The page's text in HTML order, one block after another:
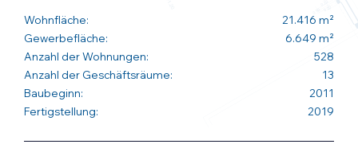
Wohnfläche:
21.416 m²
Gewerbefläche:
6.649 m²
Anzahl der Wohnungen:
528
Anzahl der Geschäftsräume:
13
Baubeginn:
2011
Fertigstellung:
2019